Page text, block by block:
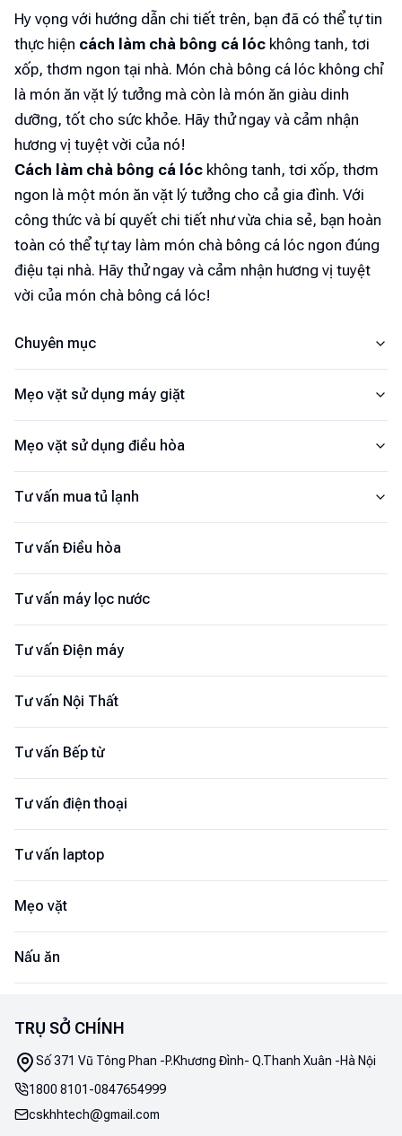
Chuyên mục
Mẹo vặt sử dụng máy giặt
Mẹo vặt sử dụng điều hòa
Tư vấn mua tủ lạnh
Tư vấn Điều hòa
Tư vấn máy lọc nước
Tư vấn Điện máy
Tư vấn Nội Thất
Tư vấn Bếp từ
Tư vấn điện thoại
Tư vấn laptop
Mẹo vặt
Nấu ăn
Hy vọng với hướng dẫn chi tiết trên, bạn đã có thể tự tin
thực hiện cách làm chà bông cá lóc không tanh, tơi
xốp, thơm ngon tại nhà. Món chà bông cá lóc không chỉ
là món ăn vặt lý tưởng mà còn là món ăn giàu dinh
dưỡng, tốt cho sức khỏe. Hãy thử ngay và cảm nhận
hương vị tuyệt vời của nó!
Cách làm chà bông cá lóc không tanh, tơi xốp, thơm
ngon là một món ăn vặt lý tưởng cho cả gia đình. Với
công thức và bí quyết chi tiết như vừa chia sẻ, bạn hoàn
toàn có thể tự tay làm món chà bông cá lóc ngon đúng
điệu tại nhà. Hãy thử ngay và cảm nhận hương vị tuyệt
vời của món chà bông cá lóc!
TRỤ SỞ CHÍNH
Số 371 Vũ Tông Phan -P.Khương Đình- Q.Thanh Xuân -Hà Nội
1800 8101 -0847654999
cskhhtech@gmail.com